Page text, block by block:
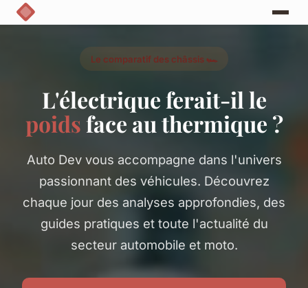
Le comparatif des châssis 🏎️
L'électrique ferait-il le
poidsface au thermique ?
Auto Dev vous accompagne dans l'univers
passionnant des véhicules. Découvrez
chaque jour des analyses approfondies, des
guides pratiques et toute l'actualité du
secteur automobile et moto.